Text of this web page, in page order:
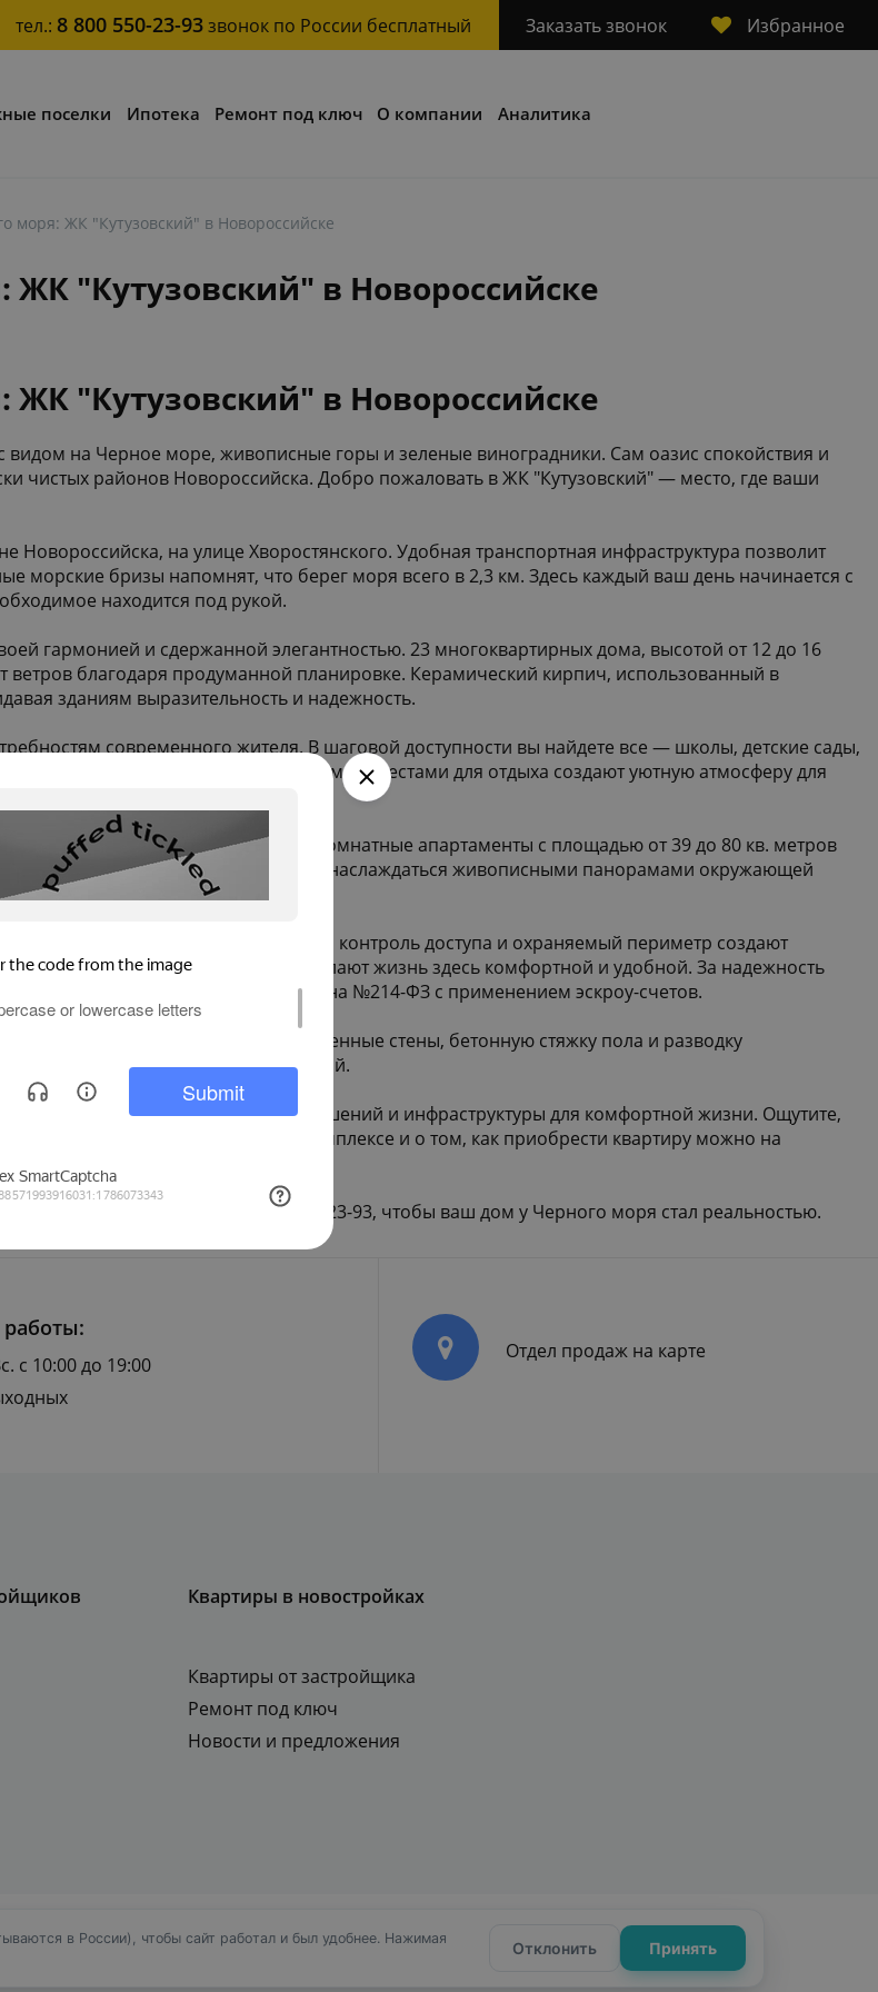
тел.: 8 800 550-23-93звонок по России бесплатный Заказать звонок Избранное
поселки Ипотека Ремонт под ключ О компании Аналитика
моря: ЖК "Кутузовский" в Новороссийске
"Кутузовский" в Новороссийске
"Кутузовский" в Новороссийске
видом на Черное море, живописные горы и зеленые виноградники. Сам оазис спокойствия и
чистых районов Новороссийска. Добро пожаловать в ЖК "Кутузовский" — место, где ваши
на улице Хворостянского. Удобная транспортная инфраструктура позволит
морские бризы напомнят, что берег моря всего в 2,3 км. Здесь каждый ваш день начинается с
находится под рукой.
гармонией и сдержанной элегантностью. 23 многоквартирных дома, высотой от 12 до 16
благодаря продуманной планировке. Керамический кирпич, использованный в
зданиям выразительность и надежность.
современного жителя. В шаговой доступности вы найдете все — школы, детские сады,
дворы с игровыми площадками и местами для отдыха создают уютную атмосферу для
почувствовать себя дома.
двухкомнатные и трехкомнатные апартаменты с площадью от 39 до 80 кв. метров
балконы дарят возможность наслаждаться живописными панорамами окружающей
система видеонаблюдения, контроль доступа и охраняемый периметр создают
и предусмотренные кладовые делают жизнь здесь комфортной и удобной. За надежность
по сейсмоустойчивости и закона №214-ФЗ с применением эскроу-счетов.
отделка включает оштукатуренные стены, бетонную стяжку пола и разводку
ваших интерьерных решений.
продуманных архитектурных решений и инфраструктуры для комфортной жизни. Ощутите,
Узнать больше об этом комплексе и о том, как приобрести квартиру можно на
zhk-kutuzovskiy/
по телефону 8-800-550-23-93, чтобы ваш дом у Черного моря стал реальностью.
с 10:00 до 19:00
Отдел продаж на карте
Квартиры в новостройках
Квартиры от застройщика
Ремонт под ключ
Новости и предложения
коммерческой
Политика конфидициальности Сайт от Webformula
в России), чтобы сайт работал и был удобнее. Нажимая
Отклонить Принять